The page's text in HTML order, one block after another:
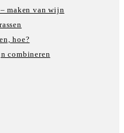
maken van wijn
hoe?
combineren